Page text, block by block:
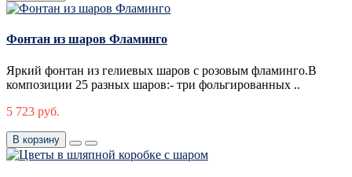
Фонтан из шаров Фламинго
Яркий фонтан из гелиевых шаров с розовым фламинго.В
композиции 25 разных шаров:- три фольгированных ..
5 723 руб.
В корзину